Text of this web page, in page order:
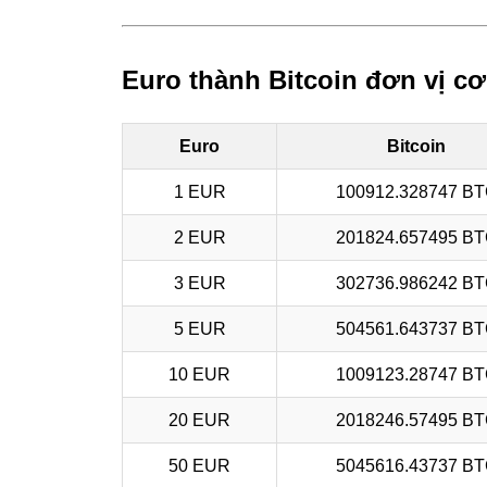
Euro thành Bitcoin đơn vị
Euro Bitcoin
1 EUR 100912.328747
2 EUR 201824.657495
3 EUR 302736.986242
5 EUR 504561.643737
10 EUR 1009123.28747
20 EUR 2018246.57495
50 EUR 5045616.43737